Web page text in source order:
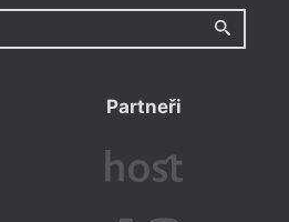
Partneři